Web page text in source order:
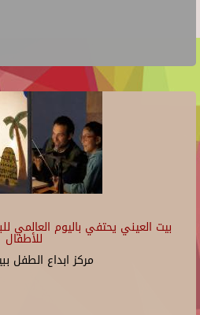
بيت العيني يحتفي باليوم العالمي
للأطفال
مركز ابداع الطفل